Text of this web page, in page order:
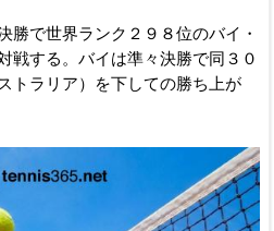
勝で世界ランク２９８位のバイ・
戦する。バイは準々決勝で同３０
トラリア）を下しての勝ち上が